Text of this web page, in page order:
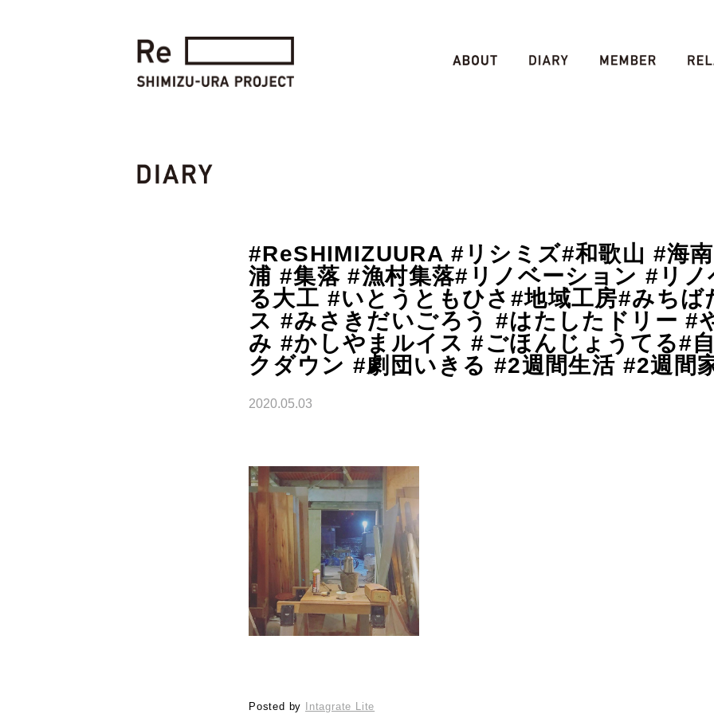
#ReSHIMIZUURA #リシミズ#和歌山 #海
浦 #集落 #漁村集落#リノベーション #リ
る大工 #いとうともひさ#地域工房#みちば
ス #みさきだいごろう #はたしたドリー #
み #かしやまルイス #ごほんじょうてる#
クダウン #劇団いきる #2週間生活 #2週間
2020.05.03
Posted by Intagrate Lite